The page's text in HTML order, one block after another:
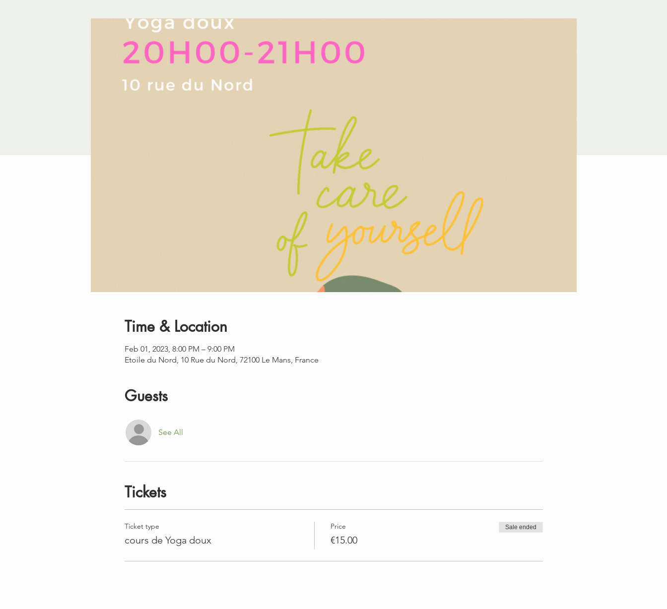
Time & Location
Feb 01, 2023, 8:00 PM – 9:00 PM
Etoile du Nord, 10 Rue du Nord, 72100 Le Mans, France
Guests
See All
Tickets
Ticket type
cours de Yoga doux
Price
€15.00
Sale ended